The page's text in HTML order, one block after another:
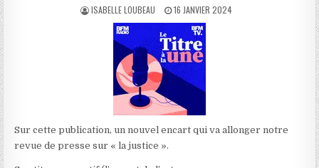
AUTHOR:
ISABELLE LOUBEAU
PUBLISHED
DATE:
16 JANVIER 2024
Sur cette publication, un nouvel encart qui va allonger notre
revue de presse sur « la justice ».